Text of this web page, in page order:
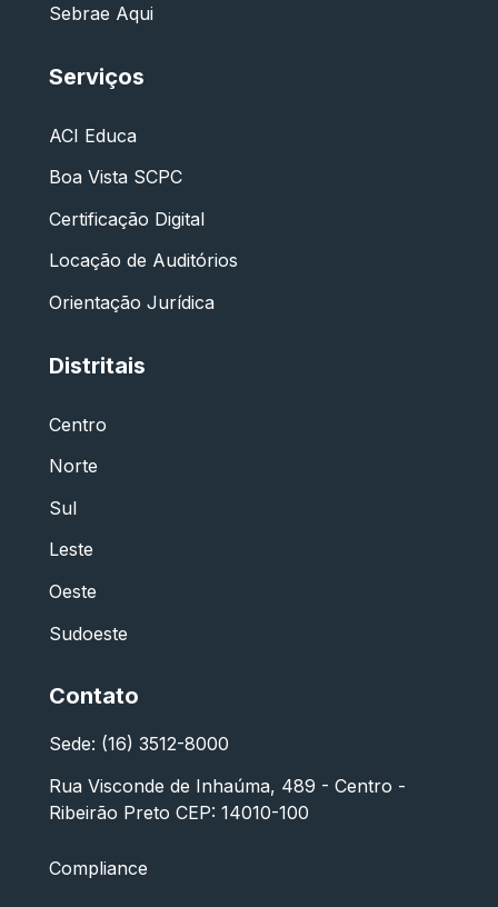
Sebrae Aqui
Serviços
ACI Educa
Boa Vista SCPC
Certificação Digital
Locação de Auditórios
Orientação Jurídica
Distritais
Centro
Norte
Sul
Leste
Oeste
Sudoeste
Contato
Sede: (16) 3512-8000
Rua Visconde de Inhaúma, 489 - Centro -
Ribeirão Preto CEP: 14010-100
Compliance